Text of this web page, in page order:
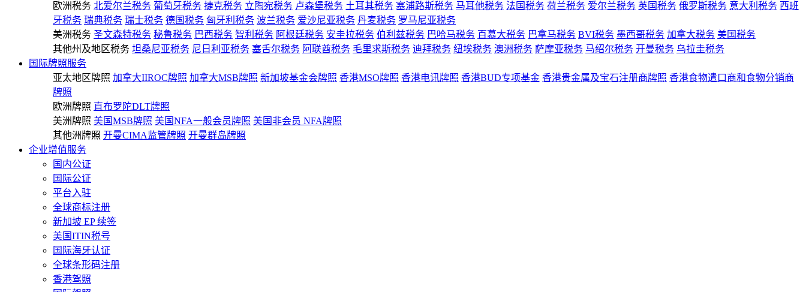
欧洲税务 北爱尔兰税务 葡萄牙税务 捷克税务 立陶宛税务 卢森堡税务 土耳其税务 塞浦路斯税务 马耳他税务 法国税务 荷兰税务 爱尔兰税务 英国税务 俄罗斯税务 意大利税务 西班
牙税务 瑞典税务 瑞士税务 德国税务 匈牙利税务 波兰税务 爱沙尼亚税务 丹麦税务 罗马尼亚税务
美洲税务 圣文森特税务 秘鲁税务 巴西税务 智利税务 阿根廷税务 安圭拉税务 伯利兹税务 巴哈马税务 百慕大税务 巴拿马税务 BVI税务 墨西哥税务 加拿大税务 美国税务
其他州及地区税务 坦桑尼亚税务 尼日利亚税务 塞舌尔税务 阿联酋税务 毛里求斯税务 迪拜税务 纽埃税务 澳洲税务 萨摩亚税务 马绍尔税务 开曼税务 乌拉圭税务
国际牌照服务
亚太地区牌照 加拿大IIROC牌照 加拿大MSB牌照 新加坡基金会牌照 香港MSO牌照 香港电讯牌照 香港BUD专项基金 香港贵金属及宝石注册商牌照 香港食物遣口商和食物分销商
牌照
欧洲牌照 直布罗陀DLT牌照
美洲牌照 美国MSB牌照 美国NFA一般会员牌照 美国非会员 NFA牌照
其他洲牌照 开曼CIMA监管牌照 开曼群岛牌照
企业增值服务
国内公证
国际公证
平台入驻
全球商标注册
新加坡 EP 续签
美国ITIN税号
国际海牙认证
全球条形码注册
香港驾照